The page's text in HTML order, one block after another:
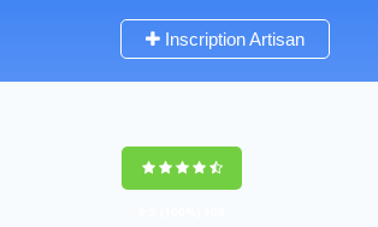
Inscription Artisan